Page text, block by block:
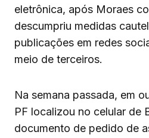
eletrônica, após Moraes
descumpriu medidas
publicações em redes
meio de terceiros.
Na semana passada, em
PF localizou no celular de
documento de pedido de